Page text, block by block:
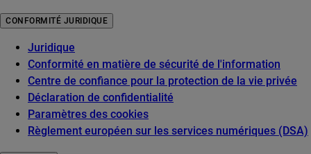
CONFORMITÉ JURIDIQUE
Juridique
Conformité en matière de sécurité de l'information
Centre de confiance pour la protection de la vie privée
Déclaration de confidentialité
Paramètres des cookies
Règlement européen sur les services numériques (DSA)